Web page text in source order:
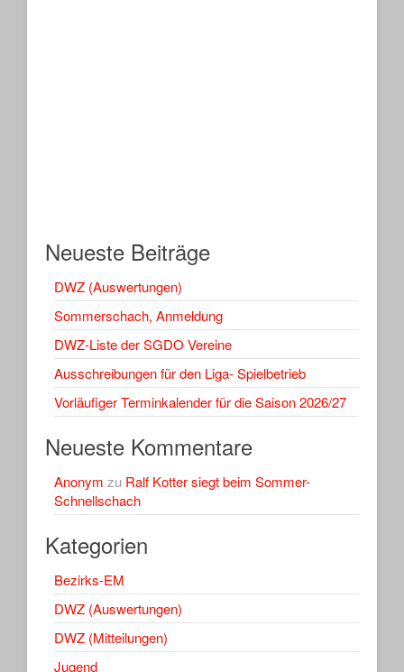
Neueste Beiträge
DWZ (Auswertungen)
Sommerschach, Anmeldung
DWZ-Liste der SGDO Vereine
Ausschreibungen für den Liga- Spielbetrieb
Vorläufiger Terminkalender für die Saison 2026/27
Neueste Kommentare
Anonym zu Ralf Kotter siegt beim Sommer-
Schnellschach
Kategorien
Bezirks-EM
DWZ (Auswertungen)
DWZ (Mitteilungen)
Jugend